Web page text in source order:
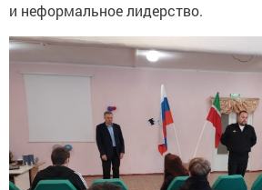
и неформальное лидерство.